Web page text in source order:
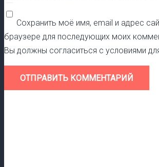
Сохранить моё имя, email и адрес
браузере для последующих моих
Вы должны согласиться с условиями
ОТПРАВИТЬ КОММЕНТАРИЙ